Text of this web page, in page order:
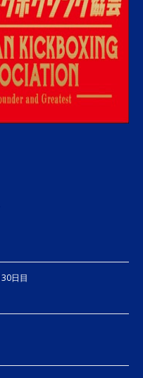
日目